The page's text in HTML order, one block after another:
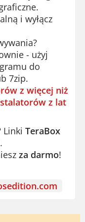
i wyłącz
- użyj
do
7zip.
z więcej niż
z lat
Linki TeraBox
.
za darmo!